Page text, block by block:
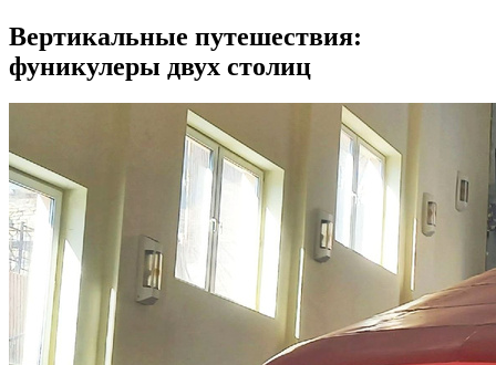
Вертикальные путешествия:
фуникулеры двух столиц